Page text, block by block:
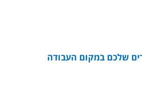
שלכם במקום העבודה